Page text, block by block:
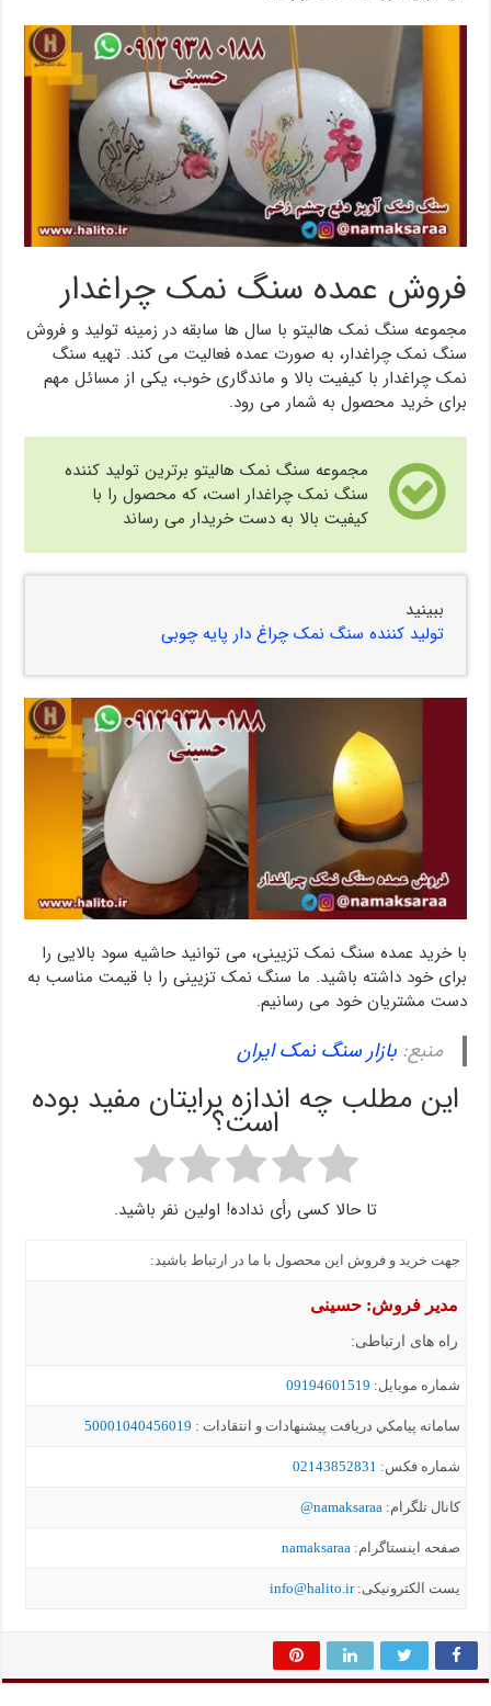
فروش عمده سنگ نمک چراغدار
مجموعه سنگ نمک هالیتو با سال ها سابقه در زمینه تولید و فروش
سنگ نمک چراغدار، به صورت عمده فعالیت می کند. تهیه سنگ
نمک چراغدار با کیفیت بالا و ماندگاری خوب، یکی از مسائل مهم
برای خرید محصول به شمار می رود.
مجموعه سنگ نمک هالیتو برترین تولید کننده
سنگ نمک چراغدار است، که محصول را با
کیفیت بالا به دست خریدار می رساند
ببینید
تولید کننده سنگ نمک چراغ دار پایه چوبی
با خرید عمده سنگ نمک تزیینی، می توانید حاشیه سود بالایی را
برای خود داشته باشید. ما سنگ نمک تزیینی را با قیمت مناسب به
دست مشتریان خود می رسانیم.
منبع:بازار سنگ نمک ایران
این مطلب چه اندازه برایتان مفید بوده
است؟
تا حالا کسی رأی نداده! اولین نفر باشید.
جهت خرید و فروش این محصول با ما در ارتباط باشید:
مدیر فروش: حسینی
راه های ارتباطی:
شماره موبايل: 09194601519
سامانه پيامکي دریافت پیشنهادات و انتقادات : 50001040456019
شماره فکس: 02143852831
کانال تلگرام:namaksaraa@
صفحه اینستاگرام:namaksaraa
یست الکترونیکی:info@halito.ir